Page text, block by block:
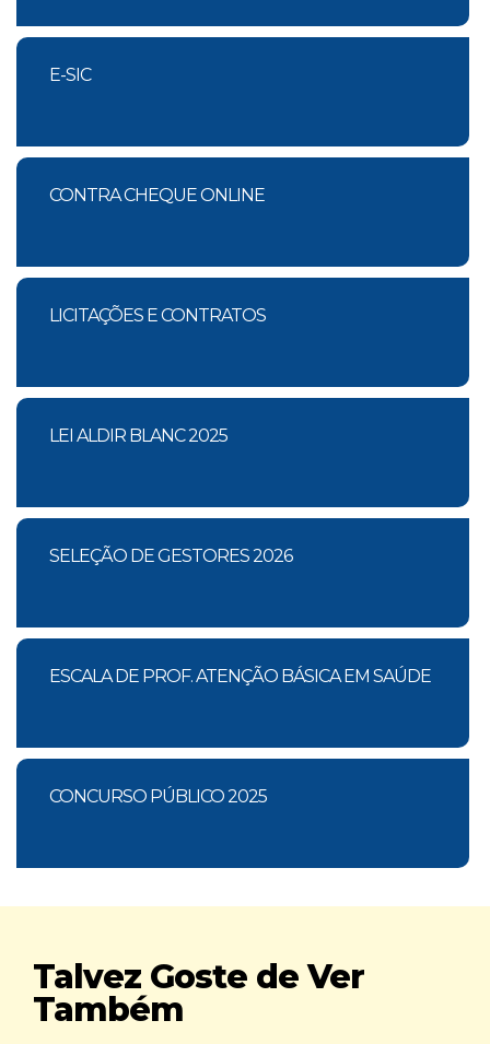
E-SIC
CONTRA CHEQUE ONLINE
LICITAÇÕES E CONTRATOS
LEI ALDIR BLANC 2025
SELEÇÃO DE GESTORES 2026
ESCALA DE PROF. ATENÇÃO BÁSICA EM SAÚDE
CONCURSO PÚBLICO 2025
Talvez Goste de Ver
Também